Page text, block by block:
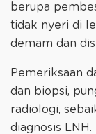
berupa
tidak nyeri di
demam dan
Pemeriksaan
dan biopsi,
radiologi,
diagnosis